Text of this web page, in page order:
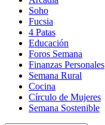
Soho
in
new
window
Fucsia
in
new
window
4 Patas
Educación
Foros Semana
Finanzas Personales
Semana Rural
Cocina
Círculo de Mujeres
Semana Sostenible